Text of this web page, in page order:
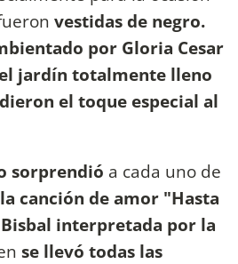
vestidas de negro.
por Gloria Cesar
jardín totalmente lleno
el toque especial al
sorprendió a cada uno de
canción de amor "Hasta
interpretada por la
se llevó todas las